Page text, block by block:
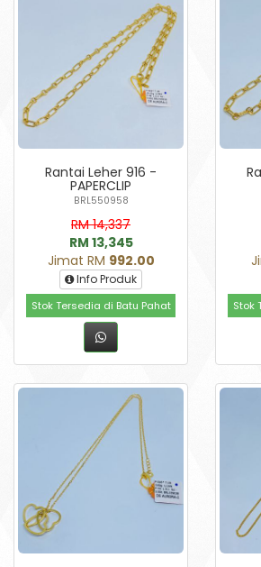
Rantai Leher 916 -
PAPERCLIP
BRL550958
RM 14,337
RM 13,345
Jimat RM 992.00
Info Produk
Stok Tersedia di Batu Pahat Stok